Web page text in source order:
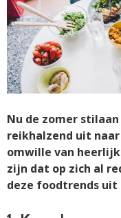
Nu de zomer
reikhalzend uit
omwille van
zijn dat op zich al
deze foodtrends uit